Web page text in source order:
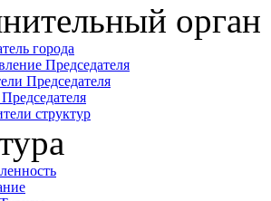
орган
города
Председателя
Председателя
структур